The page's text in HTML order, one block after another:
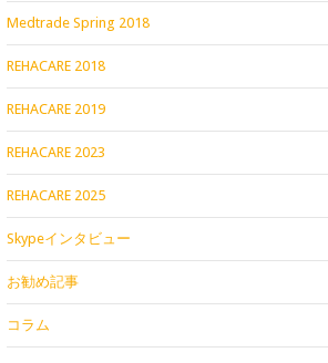
Medtrade Spring 2018
REHACARE 2018
REHACARE 2019
REHACARE 2023
REHACARE 2025
Skypeインタビュー
お勧め記事
コラム